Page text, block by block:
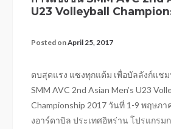
U23 Volleyball
Posted onApril 25, 2017
ตบสุดแรง แซงทุกแต้ม เพื่อบัลลังก์แช
SMM AVC 2nd Asian Men’s U23
Championship 2017 วันที่ 1-9 พฤษภ
งอาร์ดาบิล ประเทศอิหร่าน โปรแกรม